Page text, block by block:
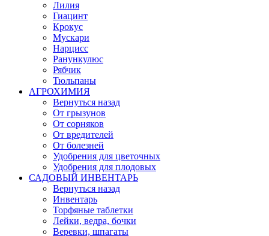
Лилия
Гиацинт
Крокус
Мускари
Нарцисс
Ранункулюс
Рябчик
Тюльпаны
АГРОХИМИЯ
Вернуться назад
От грызунов
От сорняков
От вредителей
От болезней
Удобрения для цветочных
Удобрения для плодовых
САДОВЫЙ ИНВЕНТАРЬ
Вернуться назад
Инвентарь
Торфяные таблетки
Лейки, ведра, бочки
Веревки, шпагаты